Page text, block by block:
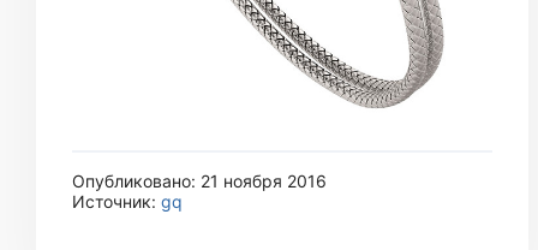
Опубликовано: 21 ноября 2016
Источник: gq